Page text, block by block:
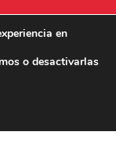
en
o desactivarlas